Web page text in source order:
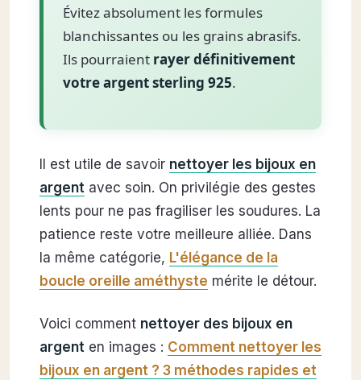
Évitez absolument les formules
blanchissantes ou les grains abrasifs.
Ils pourraient rayer définitivement
votre argent sterling 925.
Il est utile de savoir nettoyer les bijoux en
argentavec soin. On privilégie des gestes
lents pour ne pas fragiliser les soudures. La
patience reste votre meilleure alliée. Dans
la même catégorie, L'élégance de la
boucle oreille améthyste mérite le détour.
Voici comment nettoyer des bijoux en
argenten images : Comment nettoyer les
bijoux en argent ? 3 méthodes rapides et